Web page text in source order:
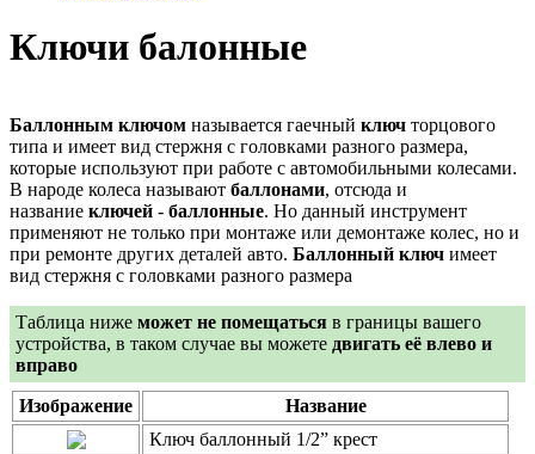
Ключи балонные
Баллонным ключом называется гаечный ключ торцового
типа и имеет вид стержня с головками разного размера,
которые используют при работе с автомобильными колесами.
В народе колеса называют баллонами, отсюда и
название ключей - баллонные. Но данный инструмент
применяют не только при монтаже или демонтаже колес, но и
при ремонте других деталей авто. Баллонный ключ имеет
вид стержня с головками разного размера
Таблица ниже может не помещаться в границы вашего
устройства, в таком случае вы можете двигать её влево и
вправо
Изображение
Название
Ключ баллонный 1/2” крест